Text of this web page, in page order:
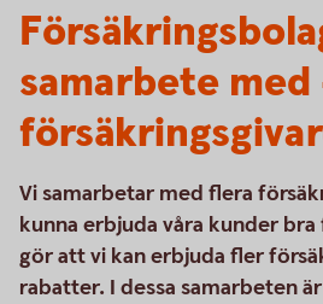
samarbete med
Vi samarbetar med flera
kunna erbjuda våra kunder
gör att vi kan erbjuda fler
rabatter. I dessa samarbeten